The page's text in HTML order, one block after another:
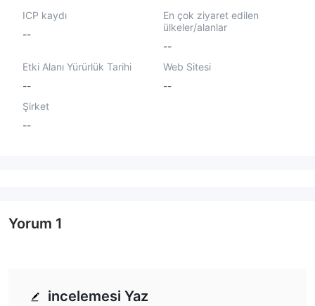
ICP kaydı
--
En çok ziyaret edilen
ülkeler/alanlar
--
Etki Alanı Yürürlük Tarihi
--
Web Sitesi
--
Şirket
--
incelemesi Yaz
Yorum 1